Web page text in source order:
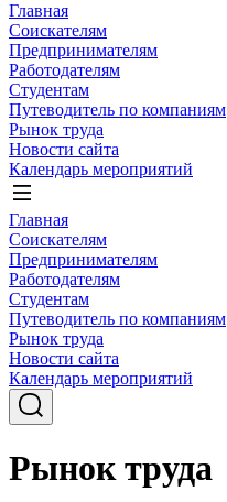
Главная
Соискателям
Предпринимателям
Работодателям
Студентам
Путеводитель по компаниям
Рынок труда
Новости сайта
Календарь мероприятий
Главная
Соискателям
Предпринимателям
Работодателям
Студентам
Путеводитель по компаниям
Рынок труда
Новости сайта
Календарь мероприятий
Рынок труда